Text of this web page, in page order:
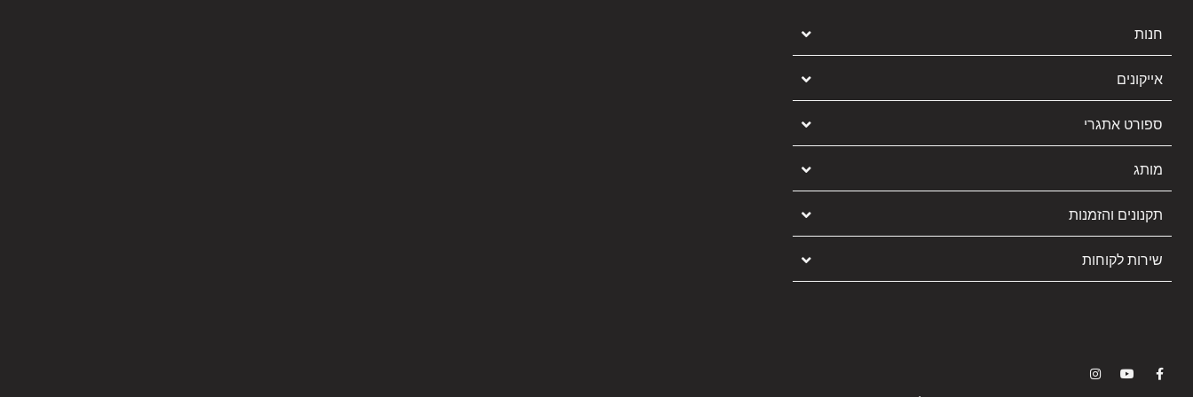
חנות
אייקונים
ספורט אתגרי
מותג
תקנונים והזמנות
שירות לקוחות